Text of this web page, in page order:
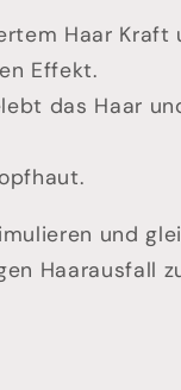
Haar Kraft
Effekt.
das Haar
und
Haarausfall